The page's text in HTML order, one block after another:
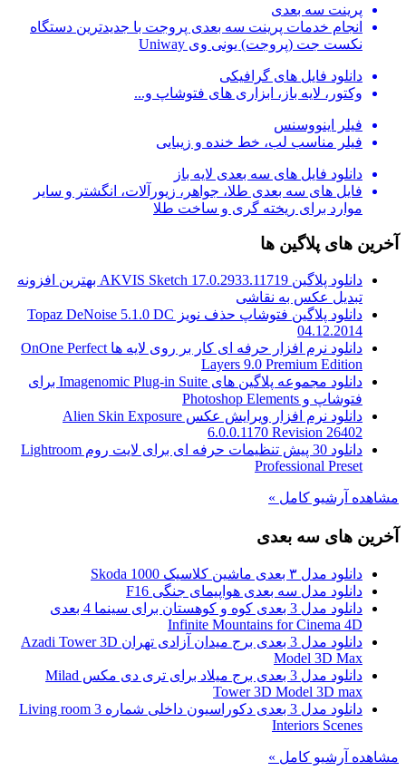
پرینت سه بعدی
انجام خدمات پرینت سه بعدی پروجت با جدیدترین دستگاه
نکست جت (پروجت) یونی وی Uniway
دانلود فایل های گرافیکی
وکتور، لایه باز، ابزاری های فتوشاپ و...
فیلر اینووسنس
فیلر مناسب لب، خط خنده و زیبایی
دانلود فایل های سه بعدی لایه باز
فایل های سه بعدی طلا، جواهر، زیورآلات، انگشتر و سایر
موارد برای ریخته گری و ساخت طلا
آخرین های پلاگین ها
دانلود پلاگین AKVIS Sketch 17.0.2933.11719 بهترین افزونه
تبدیل عکس به نقاشی
دانلود پلاگین فتوشاپ حذف نویز Topaz DeNoise 5.1.0 DC
04.12.2014
دانلود نرم افزار حرفه ای کار بر روی لایه ها OnOne Perfect
Layers 9.0 Premium Edition
دانلود مجموعه پلاگین های Imagenomic Plug-in Suite برای
فتوشاپ و Photoshop Elements
دانلود نرم افزار ویرایش عکس Alien Skin Exposure
6.0.0.1170 Revision 26402
دانلود 30 پیش تنظیمات حرفه ای برای لایت روم Lightroom
Professional Preset
مشاهده آرشیو کامل »
آخرین های سه بعدی
دانلود مدل ۳ بعدی ماشین کلاسیک Skoda 1000
دانلود مدل سه بعدی هواپیمای جنگی F16
دانلود مدل 3 بعدی کوه و کوهستان برای سینما 4 بعدی
Infinite Mountains for Cinema 4D
دانلود مدل 3 بعدی برج میدان آزادی تهران Azadi Tower 3D
Model 3D Max
دانلود مدل 3 بعدی برج میلاد برای تری دی مکس Milad
Tower 3D Model 3D max
دانلود مدل 3 بعدی دکوراسیون داخلی شماره 3 Living room
Interiors Scenes
مشاهده آرشیو کامل »